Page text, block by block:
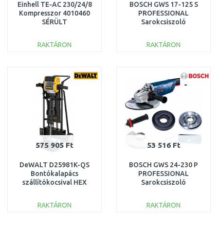
Einhell TE-AC 230/24/8
Kompresszor 4010460
SÉRÜLT
RAKTÁRON
Összehasonlítás
BOSCH GWS 17-125 S
PROFESSIONAL
Sarokcsiszoló
CSOMAGOLÁS
RAKTÁRON
Összehasonlítás
575 905 Ft
DeWALT D25981K-QS
Bontókalapács
szállítókocsival HEX
(2100W/62J)
SZERVIZELT
RAKTÁRON
53 516 Ft
BOSCH GWS 24-230 P
PROFESSIONAL
Sarokcsiszoló
CSOMAGOLÁS
RAKTÁRON